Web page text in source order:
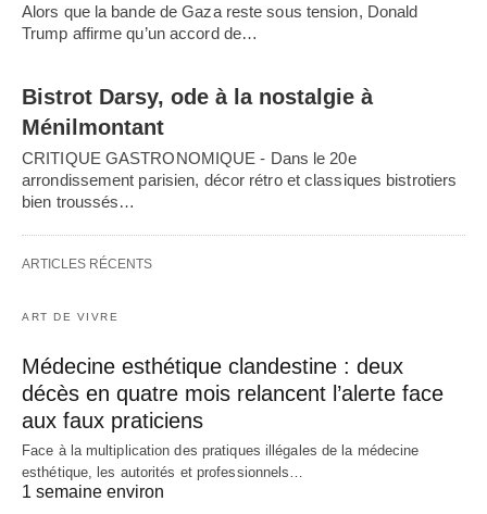
Alors que la bande de Gaza reste sous tension, Donald
Trump affirme qu’un accord de…
Bistrot Darsy, ode à la nostalgie à
Ménilmontant
CRITIQUE GASTRONOMIQUE - Dans le 20e
arrondissement parisien, décor rétro et classiques bistrotiers
bien troussés…
ARTICLES RÉCENTS
ART DE VIVRE
Médecine esthétique clandestine : deux
décès en quatre mois relancent l’alerte face
aux faux praticiens
Face à la multiplication des pratiques illégales de la médecine
esthétique, les autorités et professionnels…
1 semaine environ